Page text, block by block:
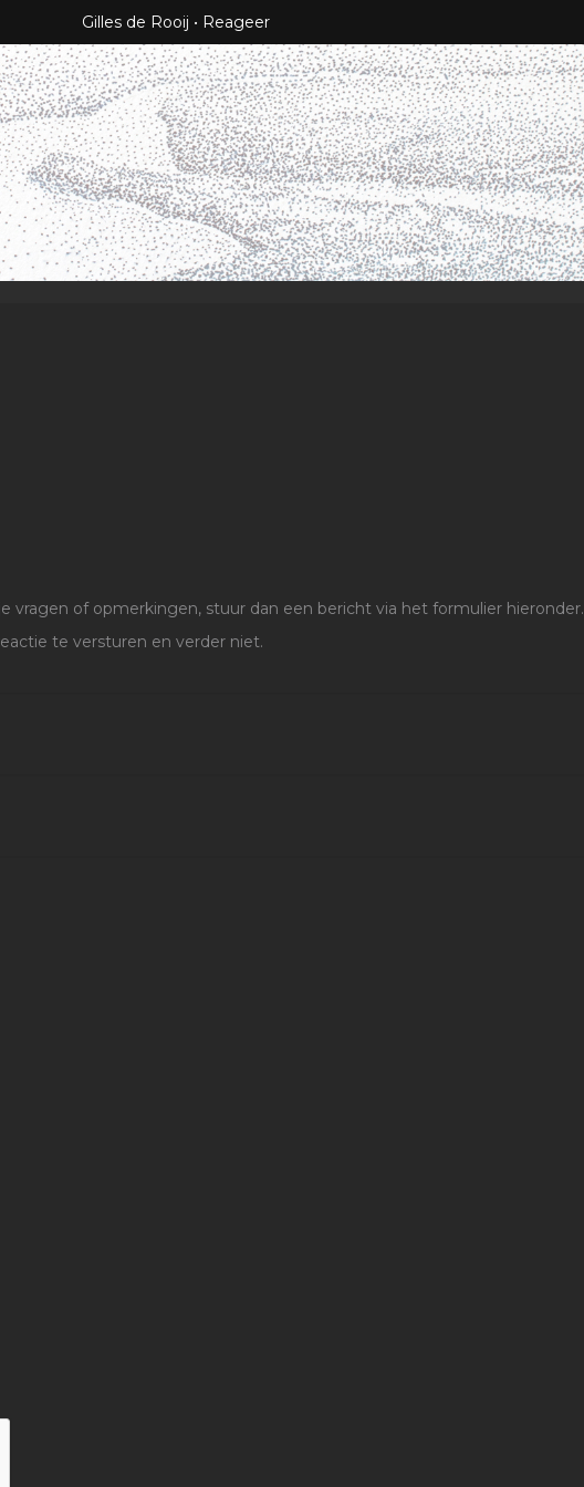
Gilles de Rooij Reageer
vragen of opmerkingen, stuur dan een bericht via het formulier hieronder.
te versturen en verder niet.